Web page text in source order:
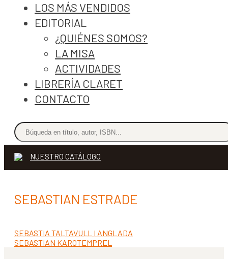
LOS MÁS VENDIDOS
EDITORIAL
¿QUIÉNES SOMOS?
LA MISA
ACTIVIDADES
LIBRERÍA CLARET
CONTACTO
NUESTRO CATÁLOGO
SEBASTIAN ESTRADE
Navegación
de
Anterior:
SEBASTIA TALTAVULL I ANGLADA
Siguiente:
SEBASTIAN KAROTEMPREL